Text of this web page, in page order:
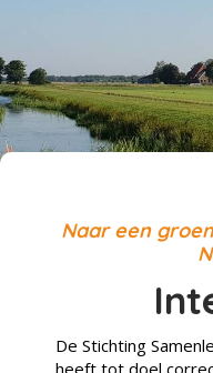
Naar een
De Stichting
heeft tot doel